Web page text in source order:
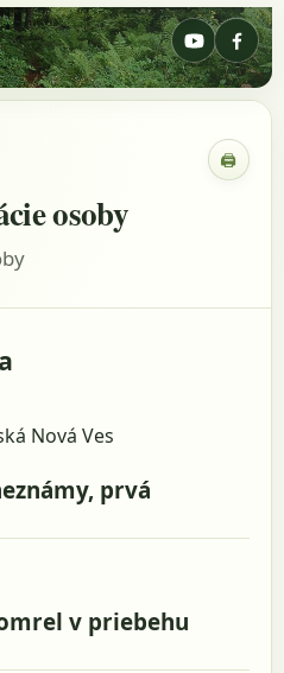
🖨
osoby
Nová Ves
prvá
v priebehu